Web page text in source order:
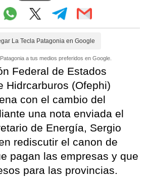
La Tecla Patagonia en Google
a tus medios preferidos en Google.
Federal de Estados
Hidrcarburos (Ofephi)
con el cambio del
una nota enviada el
de Energía, Sergio
rediscutir el canon de
pagan las empresas y que
para las provincias.